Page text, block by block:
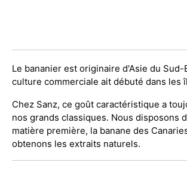
Le bananier est originaire d'Asie du Sud-
culture commerciale ait débuté dans les
Chez Sanz, ce goût caractéristique a
nos grands classiques. Nous disposons
matière première, la banane des
obtenons les extraits naturels.